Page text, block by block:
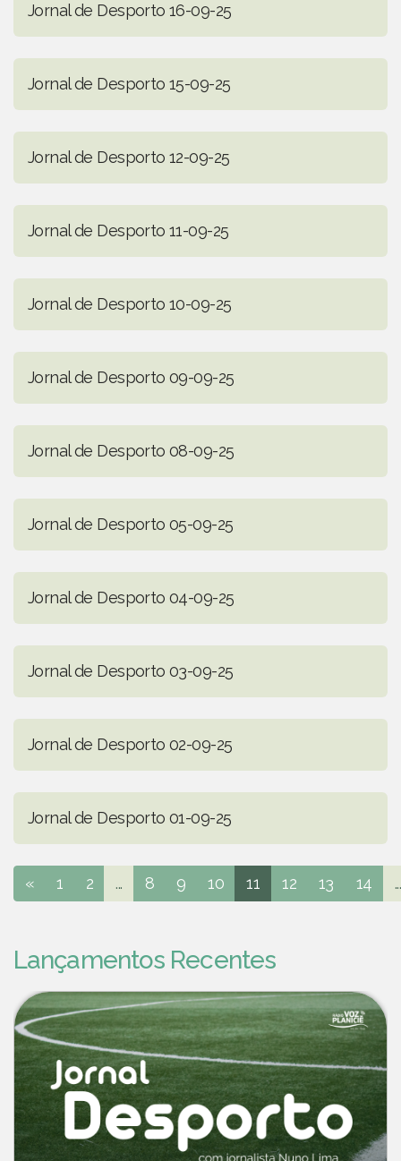
Jornal de Desporto 16-09-25
Jornal de Desporto 15-09-25
Jornal de Desporto 12-09-25
Jornal de Desporto 11-09-25
Jornal de Desporto 10-09-25
Jornal de Desporto 09-09-25
Jornal de Desporto 08-09-25
Jornal de Desporto 05-09-25
Jornal de Desporto 04-09-25
Jornal de Desporto 03-09-25
Jornal de Desporto 02-09-25
Jornal de Desporto 01-09-25
« 1 2 ... 8 9 10 11 12 13 14 ...
Lançamentos Recentes